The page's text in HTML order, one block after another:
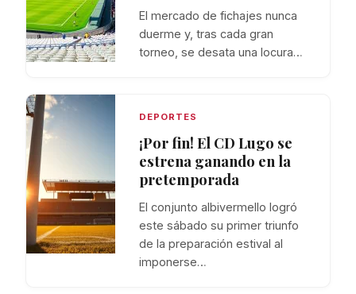
El mercado de fichajes nunca
duerme y, tras cada gran
torneo, se desata una locura…
DEPORTES
¡Por fin! El CD Lugo se
estrena ganando en la
pretemporada
El conjunto albivermello logró
este sábado su primer triunfo
de la preparación estival al
imponerse…